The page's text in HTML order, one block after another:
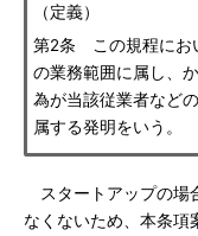
（定義）
第2条 この規程にお
の業務範囲に属し、
為が当該従業者など
属する発明をいう。
スタートアップの場
なくないため、本条項